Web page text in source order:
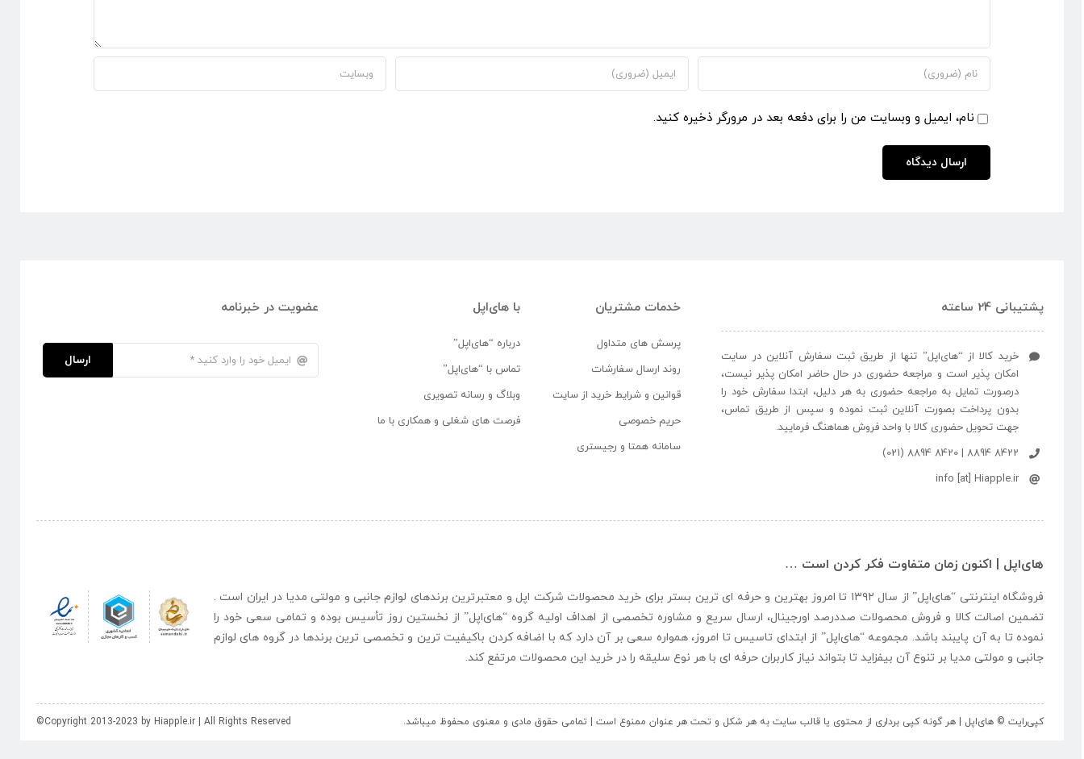
نام، ایمیل و وبسایت من را برای دفعه بعد در مرورگر ذخیره کنید.
پشتیبانی 24 ساعته
خرید کالا از “های‌اپل” تنها از طریق ثبت سفارش آنلاین در سایت
امکان پذیر است و مراجعه حضوری در حال حاضر امکان پذیر نیست،
درصورت تمایل به مراجعه حضوری به هر دلیل، ابتدا سفارش خود را
بدون پرداخت بصورت آنلاین ثبت نموده و سپس از طریق تماس،
جهت تحویل حضوری کالا با واحد فروش هماهنگ فرمایید.
8422 8894 | 8420 8894 (021)
info [at] Hiapple.ir
خدمات مشتریان
پرسش های متداول
روند ارسال سفارشات
قوانین و شرایط خرید از سایت
حریم خصوصی
سامانه همتا و رجیستری
با های‌اپل
درباره “های‌اپل”
تماس با “های‌اپل”
وبلاگ و رسانه تصویری
فرصت های شغلی و همکاری با ما
عضویت در خبرنامه
ارسال
های‌اپل | اکنون زمان متفاوت فکر کردن است …
فروشگاه اینترنتی “های‌اپل
” از سال ۱۳۹۲ تا امروز بهترین و حرفه ای ترین بستر برای خرید محصولات شرکت اپل و معتبرترین برندهای لوازم جانبی و مولتی مدیا در ایران است .
تضمین اصالت کالا و فروش محصولات صددرصد اورجینال، ارسال سریع و مشاوره تخصصی از اهداف اولیه گروه “های‌اپل” از نخستین روز تأسیس بوده و تمامی سعی خود را
نموده تا به آن پایبند باشد. مجموعه “های‌اپل” از ابتدای تاسیس تا امروز، همواره سعی بر آن دارد که با اضافه کردن باکیفیت ترین و تخصصی ترین برندها در گروه های لوازم
جانبی و مولتی مدیا بر تنوع آن بیفزاید تا بتواند نیاز کاربران حرفه ای با هر نوع سلیقه را در خرید این محصولات مرتفع کند.
کپی‌رایت © های‌اپل | هر گونه کپی برداری از محتوی یا قالب سایت به هر شکل و تحت هر عنوان ممنوع است | تمامی حقوق مادی و معنوی محفوظ میباشد. ©Copyright 2013-2023 by Hiapple.ir | All Rights Reserved